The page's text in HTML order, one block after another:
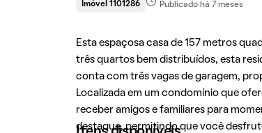
Imóvel 1101286 Publicado há 7 meses
Esta espaçosa casa de 157 metros
três quartos bem distribuídos, esta
conta com três vagas de garagem,
Localizada em um condomínio que
receber amigos e familiares para
destaque, permitindo que você